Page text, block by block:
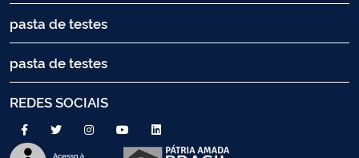
pasta de testes
pasta de testes
REDES SOCIAIS